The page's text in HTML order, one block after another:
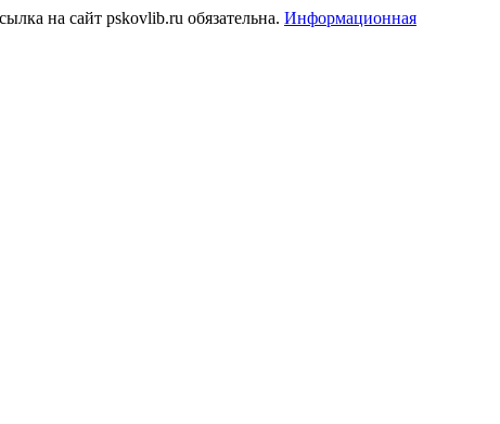
на сайт pskovlib.ru обязательна. Информационная